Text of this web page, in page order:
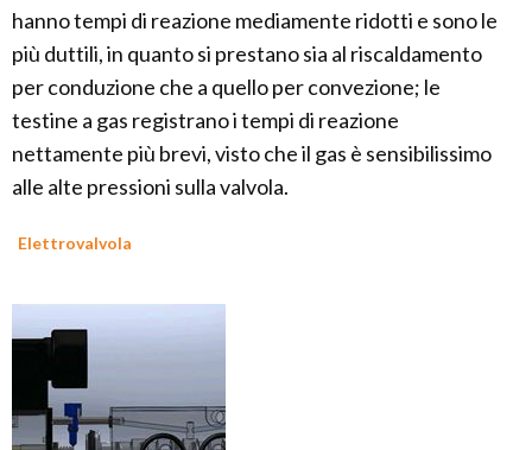
hanno tempi di reazione mediamente ridotti e sono le
più duttili, in quanto si prestano sia al riscaldamento
per conduzione che a quello per convezione; le
testine a gas registrano i tempi di reazione
nettamente più brevi, visto che il gas è sensibilissimo
alle alte pressioni sulla valvola.
Elettrovalvola